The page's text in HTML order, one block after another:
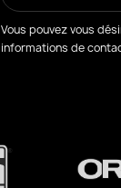
Vous pouvez vous
informations de